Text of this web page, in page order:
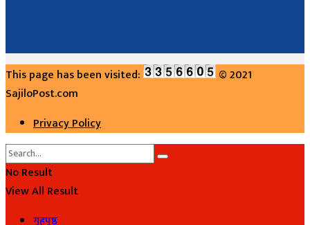
This page has been visited:
© 2021
SajiloPost.com
Privacy Policy
No Result
View All Result
गृहपृष्ठ